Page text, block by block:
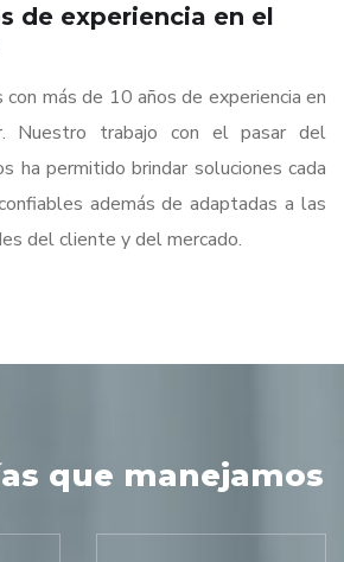
de experiencia en el
con más de 10 años de experiencia en
Nuestro trabajo con el pasar del
ha permitido brindar soluciones cada
además de adaptadas a las
del cliente y del mercado.
que manejamos